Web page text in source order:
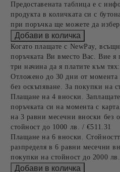
Предоставената таблица е с
продукта в количката си с
при поръчка ще можете да
Когато плащате с NewPay,
поръчката Ви вместо Вас. Вие я
три начина да я платите към тях:
Отложено до 30 дни от момента
без оскъпяване. За покупки на
Плащане на 4 вноски.
поръчката си на момента с
на 3 равни месечни вноски без
стойност до 1000 лв. / €511.31
Плащане на 6 вноски.
разпределя в 6 равни месечни
покупки на стойност до 2000